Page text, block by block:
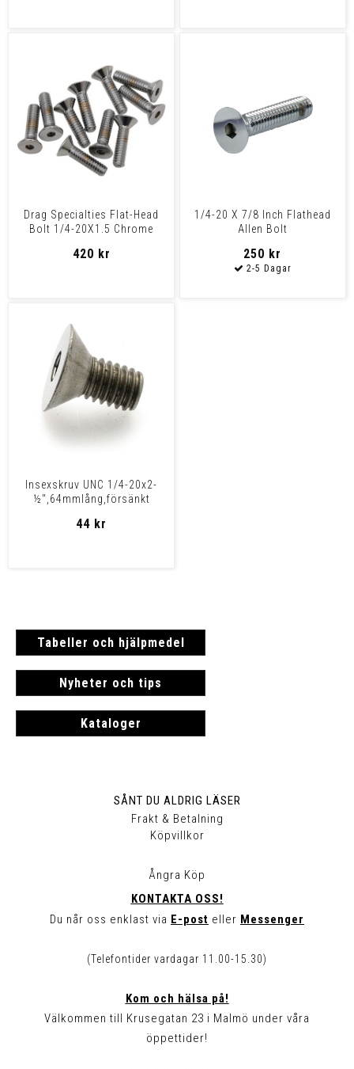
Drag Specialties Flat-Head
Bolt 1/4-20X1.5 Chrome
420 kr
1/4-20 X 7/8 Inch Flathead
Allen Bolt
250 kr
Insexskruv UNC 1/4-20x2-
½",64mmlång,försänkt
44 kr
Tabeller och hjälpmedel
Nyheter och tips
Kataloger
SÅNT DU ALDRIG LÄSER
Frakt & Betalning
Köpvillkor
Ångra Köp
KONTAKTA OSS!
Du når oss enklast via E-post eller Messenger
(Telefontider vardagar 11.00-15.30)
Kom och hälsa på!
Välkommen till Krusegatan 23 i Malmö under våra
öppettider!